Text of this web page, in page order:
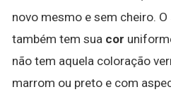
novo mesmo e sem cheiro. O
também tem sua cor
não tem aquela coloração
marrom ou preto e com